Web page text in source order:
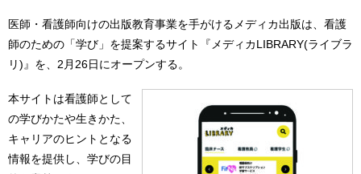
医師・看護師向けの出版教育事業を手がけるメディカ出版は、看護
師のための「学び」を提案するサイト『メディカLIBRARY(ライブラ
リ)』を、2月26日にオープンする。
本サイトは看護師として
の学びかたや生きかた、
キャリアのヒントとなる
情報を提供し、学びの目